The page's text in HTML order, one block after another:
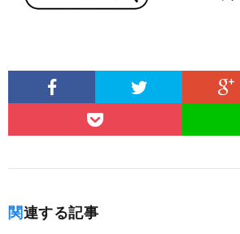
関連する記事